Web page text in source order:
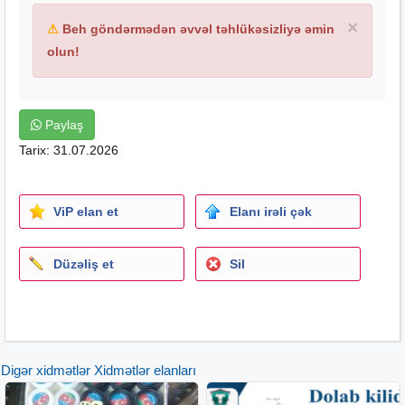
×
⚠ Beh göndərmədən əvvəl təhlükəsizliyə əmin
olun!
Paylaş
Tarix: 31.07.2026
ViP elan et Elanı irəli çək
Düzəliş et Sil
Digər xidmətlər Xidmətlər elanları